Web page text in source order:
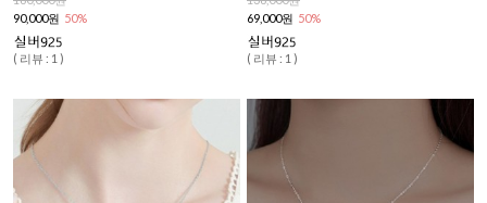
90,000원 50%
( 리뷰 : 1 )
69,000원 50%
( 리뷰 : 1 )